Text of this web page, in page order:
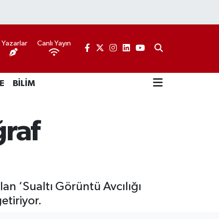
Yazarlar Canlı Yayın
BİLİM
‘Sualtı Görüntü Avcılığı